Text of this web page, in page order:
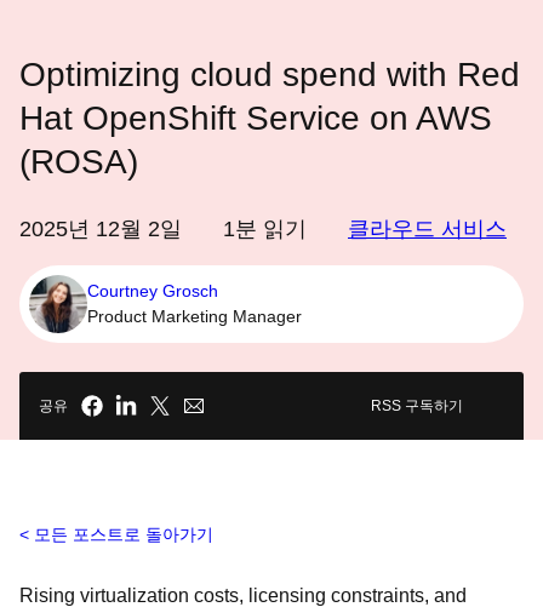
Optimizing cloud spend with Red
Hat OpenShift Service on AWS
(ROSA)
2025년 12월 2일 1분 읽기 클라우드 서비스
Courtney Grosch
Product Marketing Manager
공유 RSS 구독하기
모든 포스트로 돌아가기
Rising virtualization costs, licensing constraints, and